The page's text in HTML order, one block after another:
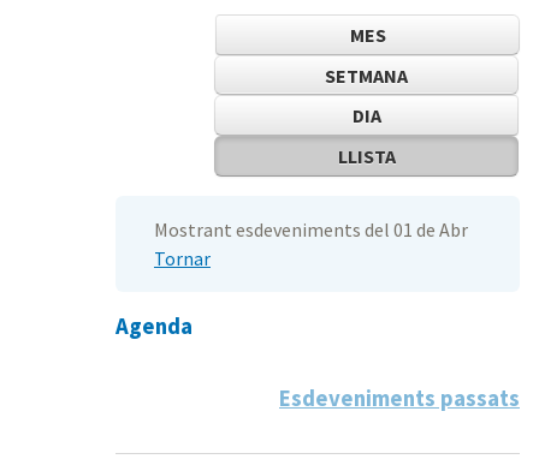
MES
SETMANA
DIA
LLISTA
Mostrant esdeveniments del 01 de Abr
Tornar
Agenda
Esdeveniments passats